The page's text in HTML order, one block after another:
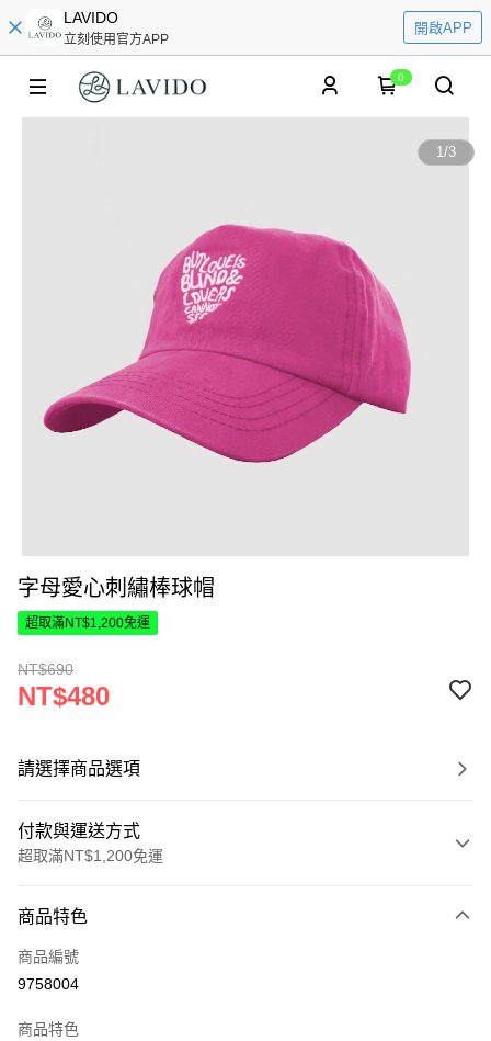
LAVIDO
立刻使用官方APP
開啟APP
0
1/3
字母愛心刺繡棒球帽
超取滿NT$1,200免運
NT$690
NT$480
請選擇商品選項
付款與運送方式
超取滿NT$1,200免運
信用卡一次付款
超商取貨付款
商品特色
商品編號
9758004
商品特色